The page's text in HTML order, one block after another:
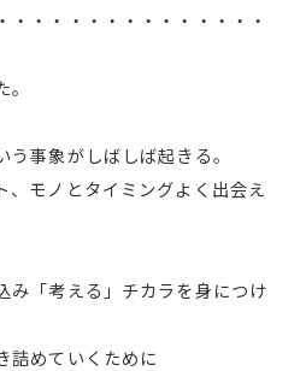
・・・・・・・・・・・・・・
事象がしばしば起きる。
、モノとタイミングよく出会え
み「考える」チカラを身につけ
詰めていくために